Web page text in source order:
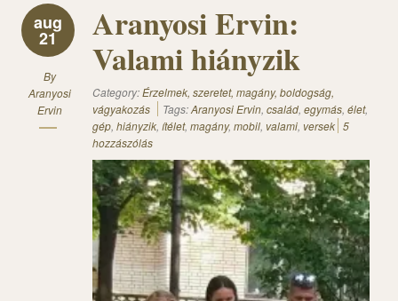
aug
21
By
Aranyosi
Ervin
Aranyosi Ervin:
Valami hiányzik
Category:Érzelmek, szeretet, magány, boldogság,
vágyakozás
Tags:Aranyosi Ervin, család, egymás, élet,
gép, hiányzik, ítélet, magány, mobil, valami, versek 5
hozzászólás